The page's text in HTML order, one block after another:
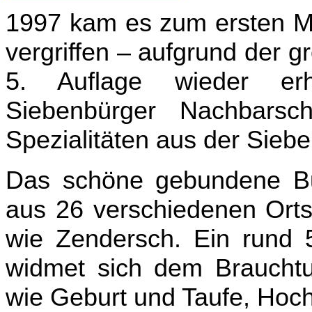
1997 kam es zum ersten
vergriffen – aufgrund der
5. Auflage wieder
Siebenbürger
Spezialitäten aus der
Das schöne gebundene
aus 26 verschiedenen
wie Zendersch. Ein rund
widmet sich dem
wie Geburt und Taufe,